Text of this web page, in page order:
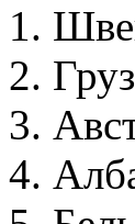
1.
2.
3.
4.